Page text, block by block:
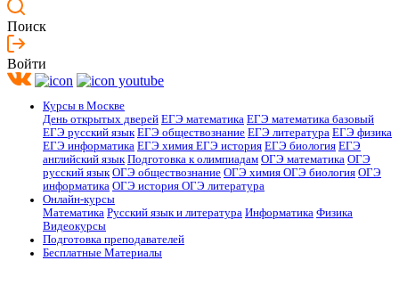
Поиск
Войти
Курсы в Москве
День открытых дверей ЕГЭ математика ЕГЭ математика базовый
ЕГЭ русский язык ЕГЭ обществознание ЕГЭ литература ЕГЭ физика
ЕГЭ информатика ЕГЭ химия ЕГЭ история ЕГЭ биология ЕГЭ
английский язык Подготовка к олимпиадам ОГЭ математика ОГЭ
русский язык ОГЭ обществознание ОГЭ химия ОГЭ биология ОГЭ
информатика ОГЭ история ОГЭ литература
Онлайн-курсы
Математика Русский язык и литература Информатика Физика
Видеокурсы
Подготовка преподавателей
Бесплатные Материалы